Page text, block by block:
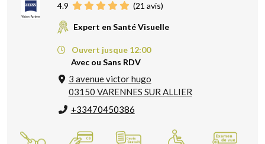
4.9 (21 avis)
Expert en Santé Visuelle
Ouvert jusque 12:00
Avec ou Sans RDV
3 avenue victor hugo
03150 VARENNES SUR ALLIER
+33470450386